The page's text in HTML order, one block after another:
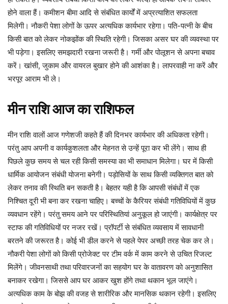
होने वाला हैं। कमीशन बीमा आदि से संबंधित कार्यों में अप्रत्याशित सफलता
मिलेगी। नौकरी पेशा लोगों के ऊपर अत्यधिक कार्यभार रहेगा। पति-पत्नी के बीच
किसी बात को लेकर नोकझोंक की स्थिति रहेगी। जिसका असर घर की व्यवस्था पर
भी पड़ेगा। इसलिए समझदारी रखना जरूरी है। गर्मी और पोलूशन से अपना बचाव
करें। खांसी, जुकाम और वायरल बुखार होने की आशंका है। लापरवाही ना करें और
भरपूर आराम भी ले।
मीनराशिआजकाराशिफल
मीनराशि वालों आज गणेशजी कहते हैं की दिनभर कार्यभार की अधिकता रहेगी।
परंतु आप अपनी व कार्यकुशलता और मेहनत से उन्हें पूरा कर भी लेंगे। साथ ही
पिछले कुछ समय से चल रही किसी समस्या का भी समाधान मिलेगा। घर में किसी
धार्मिक आयोजन संबंधी योजना बनेगी। पड़ोसियों के साथ किसी व्यक्तिगत बात को
लेकर तनाव की स्थिति बन सकती है। बेहतर यही है कि आपसी संबंधों में एक
निश्चित दूरी भी बना कर रखना चाहिए। बच्चों के कैरियर संबंधी गतिविधियों में कुछ
व्यवधान रहेंगे। परंतु समय आने पर परिस्थितियां अनुकूल हो जाएंगी। कार्यक्षेत्र पर
स्टाफ की गतिविधियों पर नजर रखें। प्रॉपर्टी से संबंधित व्यवसाय में सावधानी
बरतने की जरूरत है। कोई भी डील करने से पहले पेपर अच्छी तरह चेक कर ले।
नौकरी पेशा लोगों को किसी प्रोजेक्ट पर टीम वर्क में काम करने से उचित रिजल्ट
मिलेंगे। जीवनसाथी तथा परिवारजनों का सहयोग घर के वातावरण को अनुशासित
बनाकर रखेगा। जिससे आप घर आकर खुश होंगे तथा थकान भूल जाएंगे।
अत्यधिक काम के बोझ की वजह से शारीरिक और मानसिक थकान रहेगी। इसलिए